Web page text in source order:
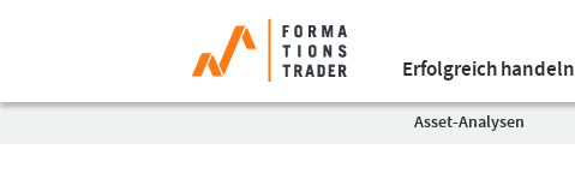
Erfolgreich handeln
Asset-Analysen